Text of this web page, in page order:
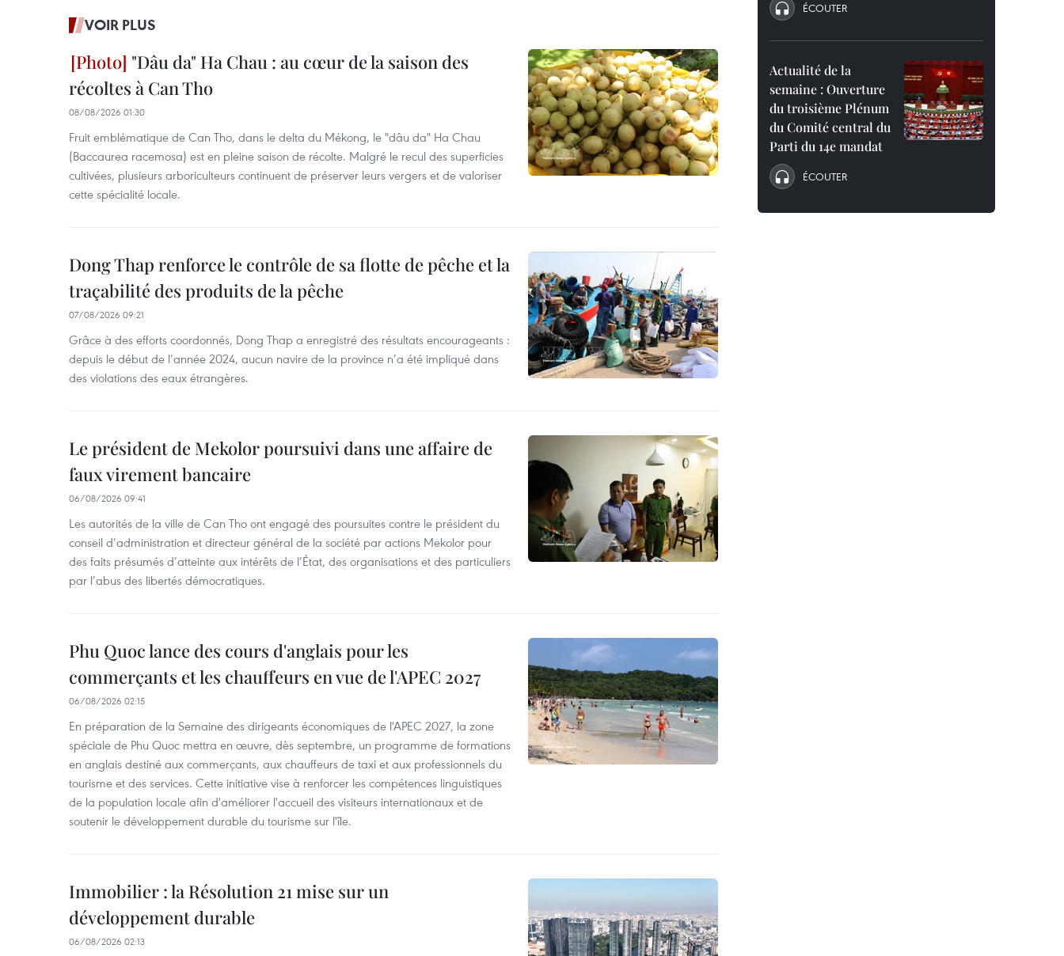
VOIR PLUS
"Dâu da" Ha Chau : au cœur de la saison des
récoltes à Can Tho
08/08/2026 01:30
Fruit emblématique de Can Tho, dans le delta du Mékong, le "dâu da" Ha Chau
(Baccaurea racemosa) est en pleine saison de récolte. Malgré le recul des superficies
cultivées, plusieurs arboriculteurs continuent de préserver leurs vergers et de valoriser
cette spécialité locale.
Dong Thap renforce le contrôle de sa flotte de pêche et la
traçabilité des produits de la pêche
07/08/2026 09:21
Grâce à des efforts coordonnés, Dong Thap a enregistré des résultats encourageants :
depuis le début de l’année 2024, aucun navire de la province n’a été impliqué dans
des violations des eaux étrangères.
Le président de Mekolor poursuivi dans une affaire de
faux virement bancaire
06/08/2026 09:41
Les autorités de la ville de Can Tho ont engagé des poursuites contre le président du
conseil d’administration et directeur général de la société par actions Mekolor pour
des faits présumés d’atteinte aux intérêts de l’État, des organisations et des particuliers
par l’abus des libertés démocratiques.
Phu Quoc lance des cours d'anglais pour les
commerçants et les chauffeurs en vue de l'APEC 2027
06/08/2026 02:15
En préparation de la Semaine des dirigeants économiques de l'APEC 2027, la zone
spéciale de Phu Quoc mettra en œuvre, dès septembre, un programme de formations
en anglais destiné aux commerçants, aux chauffeurs de taxi et aux professionnels du
tourisme et des services. Cette initiative vise à renforcer les compétences linguistiques
de la population locale afin d'améliorer l'accueil des visiteurs internationaux et de
soutenir le développement durable du tourisme sur l'île.
Immobilier : la Résolution 21 mise sur un
développement durable
06/08/2026 02:13
ÉCOUTER
Actualité de la
semaine : Ouverture
du troisième Plénum
du Comité central du
Parti du 14e mandat
ÉCOUTER